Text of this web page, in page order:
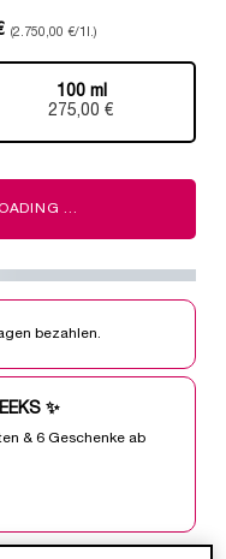
(2.750,00 €/1l.)
Ausgewählt
100 ml
275,00 €
, 2 von 2
...
bezahlen.
✨
& 6 Geschenke ab